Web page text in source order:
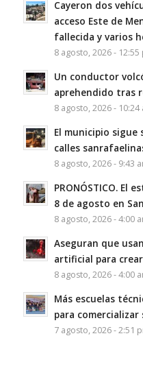
Cayeron dos
acceso Este de
fallecida y varios
8 agosto, 2026 - 12:55
Un conductor
aprehendido tras
8 agosto, 2026 - 10:24
El municipio sigue
calles
8 agosto, 2026 - 9:43
PRONÓSTICO. El
8 de agosto en
8 agosto, 2026 - 4:00
Aseguran que
artificial para
8 agosto, 2026 - 4:00
Más escuelas
para
7 agosto, 2026 - 2:51